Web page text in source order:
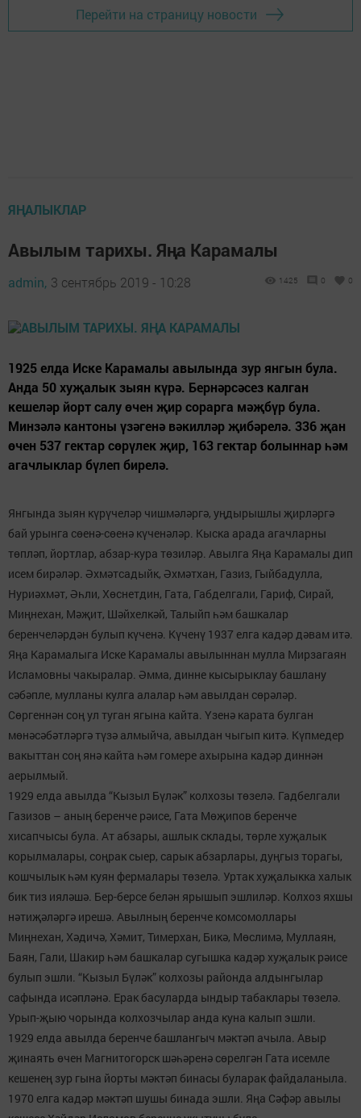
Перейти на страницу новости
ЯҢАЛЫКЛАР
Авылым тарихы. Яңа Карамалы
admin, 3 сентябрь 2019 - 10:28 1425 0 0
1925 елда Иске Карамалы авылында зур янгын була.
Анда 50 хуҗалык зыян күрә. Бернәрсәсез калган
кешеләр йорт салу өчен җир сорарга мәҗбүр була.
Минзәлә кантоны үзәгенә вәкилләр җибәрелә. 336 җан
өчен 537 гектар сөрүлек җир, 163 гектар болыннар һәм
агачлыклар бүлеп бирелә.
Янгында зыян күрүчеләр чишмәләргә, уңдырышлы җирләргә
бай урынга сөенә-сөенә күченәләр. Кыска арада агачларны
төпләп, йортлар, абзар-кура төзиләр. Авылга Яңа Карамалы дип
исем бирәләр. Әхмәтсадыйк, Әхмәтхан, Газиз, Гыйбадулла,
Нуриәхмәт, Әһли, Хөснетдин, Гата, Габделгали, Гариф, Сирай,
Миңнехан, Мәҗит, Шәйхелкәй, Талыйп һәм башкалар
беренчеләрдән булып күченә. Күченү 1937 елга кадәр дәвам итә.
Яңа Карамалыга Иске Карамалы авылыннан мулла Мирзагаян
Исламовны чакыралар. Әмма, динне кысырыклау башлану
сәбәпле, мулланы кулга алалар һәм авылдан сөрәләр.
Сөргеннән соң ул туган ягына кайта. Үзенә карата булган
мөнәсәбәтләргә түзә алмыйча, авылдан чыгып китә. Күпмедер
вакыттан соң янә кайта һәм гомере ахырына кадәр диннән
аерылмый.
1929 елда авылда “Кызыл Бүләк” колхозы төзелә. Гадбелгали
Газизов – аның беренче рәисе, Гата Мөҗипов беренче
хисапчысы була. Ат абзары, ашлык склады, төрле хуҗалык
корылмалары, соңрак сыер, сарык абзарлары, дуңгыз торагы,
кошчылык һәм куян фермалары төзелә. Уртак хуҗалыкка халык
бик тиз ияләшә. Бер-берсе белән ярышып эшлиләр. Колхоз яхшы
нәтиҗәләргә ирешә. Авылның беренче комсомоллары
Миңнехан, Хәдичә, Хәмит, Тимерхан, Бикә, Мөслимә, Муллаян,
Баян, Гали, Шакир һәм башкалар сугышка кадәр хуҗалык рәисе
булып эшли. “Кызыл Бүләк” колхозы районда алдынгылар
сафында исәпләнә. Ерак басуларда ындыр табаклары төзелә.
Урып-җыю чорында колхозчылар анда куна калып эшли.
1929 елда авылда беренче башлангыч мәктәп ачыла. Авыр
җинаять өчен Магнитогорск шәһәренә сөрелгән Гата исемле
кешенең зур гына йорты мәктәп бинасы буларак файдаланыла.
1970 елга кадәр мәктәп шушы бинада эшли. Яңа Сәфәр авылы